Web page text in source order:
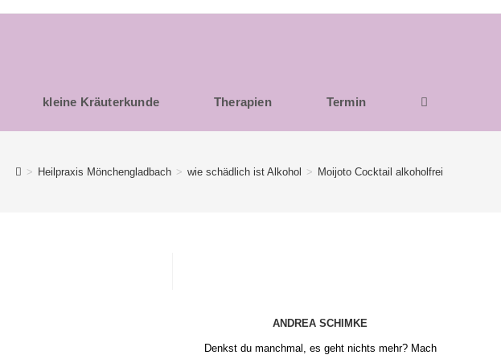
kleine Kräuterkunde Therapien Termin
> Heilpraxis Mönchengladbach > wie schädlich ist Alkohol > Moijoto Cocktail alkoholfrei
ANDREA SCHIMKE
Denkst du manchmal, es geht nichts mehr? Mach